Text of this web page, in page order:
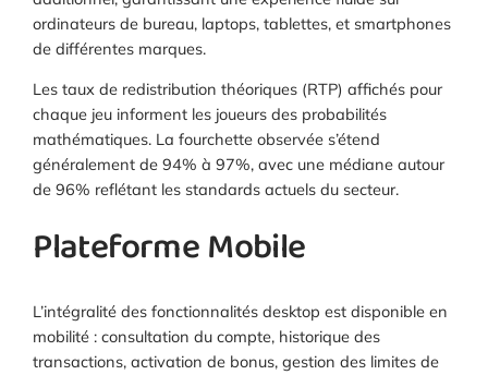
ordinateurs de bureau, laptops, tablettes, et smartphones
de différentes marques.
Les taux de redistribution théoriques (RTP) affichés pour
chaque jeu informent les joueurs des probabilités
mathématiques. La fourchette observée s’étend
généralement de 94% à 97%, avec une médiane autour
de 96% reflétant les standards actuels du secteur.
Plateforme Mobile
L’intégralité des fonctionnalités desktop est disponible en
mobilité : consultation du compte, historique des
transactions, activation de bonus, gestion des limites de